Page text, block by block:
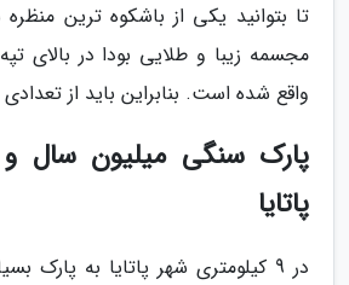
تا بتوانید یکی از باشکوه ترین
مجسمه زیبا و طلایی بودا در بالای
واقع شده است. بنابراین باید از تعدادی
پارک سنگی میلیون سال
پاتایا
در 9 کیلومتری شهر پاتایا به پارک